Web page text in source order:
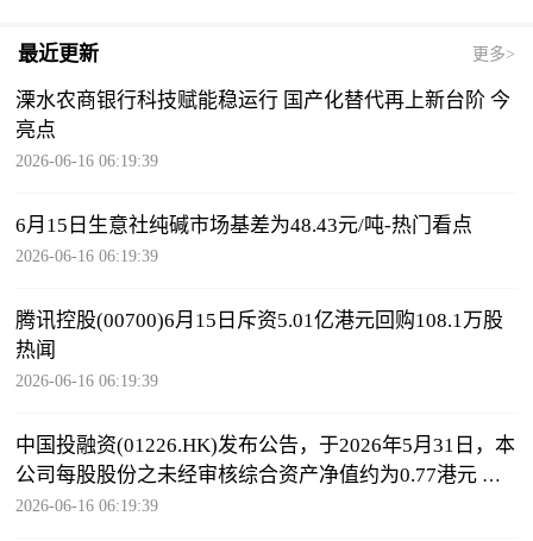
最近更新 更多>
溧水农商银行科技赋能稳运行 国产化替代再上新台阶 今
亮点
2026-06-16 06:19:39
6月15日生意社纯碱市场基差为48.43元/吨-热门看点
2026-06-16 06:19:39
腾讯控股(00700)6月15日斥资5.01亿港元回购108.1万股
热闻
2026-06-16 06:19:39
中国投融资(01226.HK)发布公告，于2026年5月31日，本
公司每股股份之未经审核综合资产净值约为0.77港元 热
闻
2026-06-16 06:19:39